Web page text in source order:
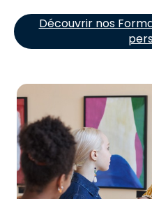
Découvrir nos